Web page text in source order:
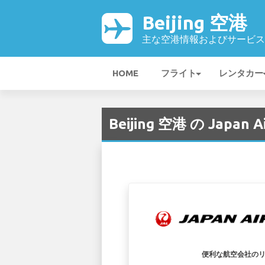
Beijing 空港
主な空港情報およびサービス
HOME フライト レンタカー
Beijing 空港 の Japan
便利な航空会社の